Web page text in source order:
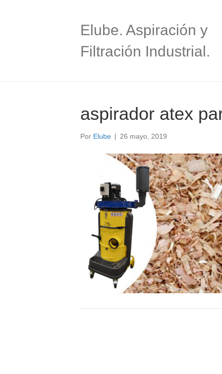
Elube. Aspiración y
Filtración Industrial.
aspirador atex
Por Elube | 26 mayo, 2019